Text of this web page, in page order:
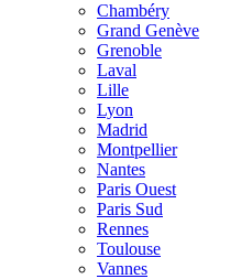
Chambéry
Grand Genève
Grenoble
Laval
Lille
Lyon
Madrid
Montpellier
Nantes
Paris Ouest
Paris Sud
Rennes
Toulouse
Vannes